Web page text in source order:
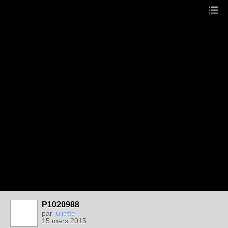
P1020988
par juliette
15 mars 2015